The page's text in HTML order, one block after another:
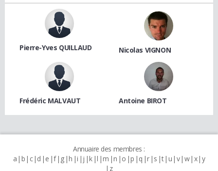
Pierre-Yves QUILLAUD Nicolas VIGNON
Frédéric MALVAUT Antoine BIROT
Annuaire des membres :
a b c d e f g h i j k l m n o p q r s t u v w x y
z